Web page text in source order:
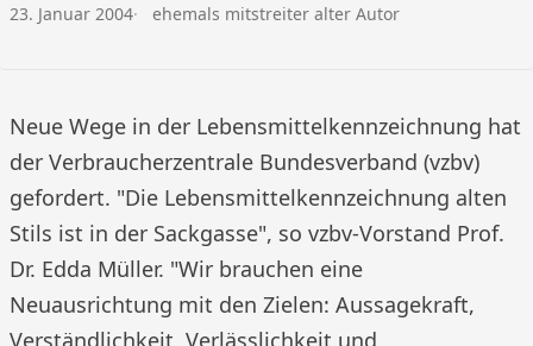
Veröffentlicht am:
23. Januar 2004 Autor:
ehemals mitstreiter alter Autor
Neue Wege in der Lebensmittelkennzeichnung hat
der Verbraucherzentrale Bundesverband (vzbv)
gefordert. "Die Lebensmittelkennzeichnung alten
Stils ist in der Sackgasse", so vzbv-Vorstand Prof.
Dr. Edda Müller. "Wir brauchen eine
Neuausrichtung mit den Zielen: Aussagekraft,
Verständlichkeit, Verlässlichkeit und